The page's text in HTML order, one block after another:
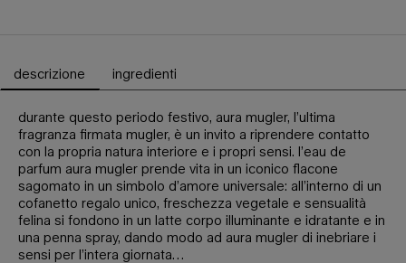
Schede PDP
descrizione ingredienti
durante questo periodo festivo, aura mugler, l’ultima
fragranza firmata mugler, è un invito a riprendere contatto
con la propria natura interiore e i propri sensi. l’eau de
parfum aura mugler prende vita in un iconico flacone
sagomato in un simbolo d’amore universale: all’interno di un
cofanetto regalo unico, freschezza vegetale e sensualità
felina si fondono in un latte corpo illuminante e idratante e in
una penna spray, dando modo ad aura mugler di inebriare i
sensi per l’intera giornata…